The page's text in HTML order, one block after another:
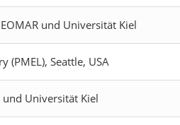
und Universität Kiel
(PMEL), Seattle, USA
Universität Kiel